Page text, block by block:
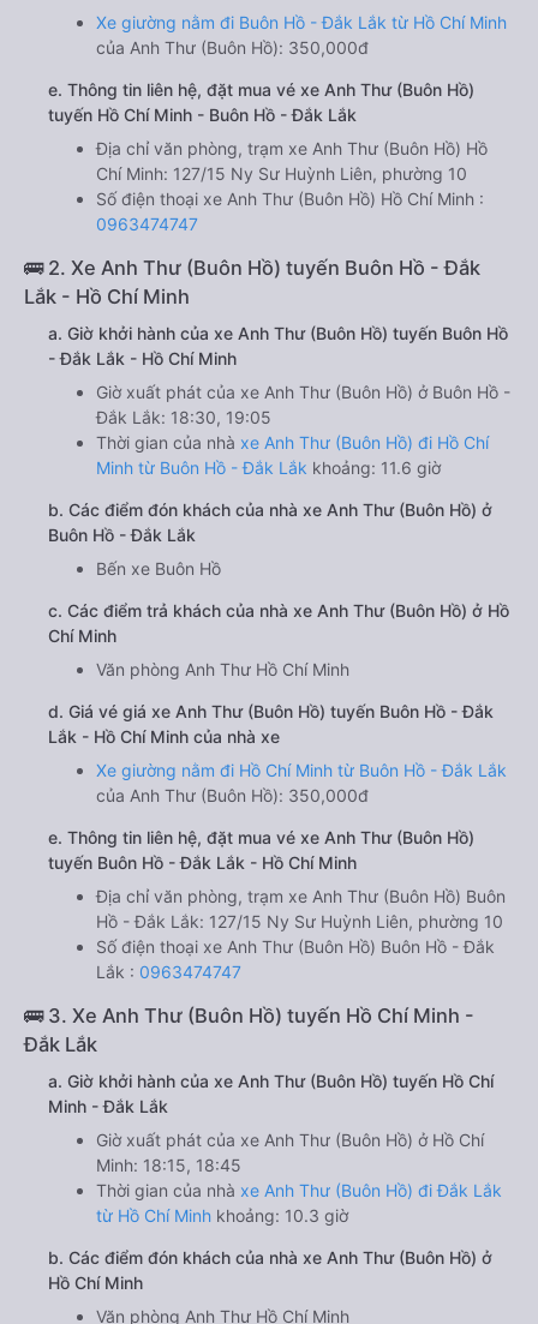
Xe giường nằm đi Buôn Hồ - Đắk Lắk từ Hồ Chí Minh
của Anh Thư (Buôn Hồ): 350,000đ
e. Thông tin liên hệ, đặt mua vé xe Anh Thư (Buôn Hồ)
tuyến Hồ Chí Minh - Buôn Hồ - Đắk Lắk
Địa chỉ văn phòng, trạm xe Anh Thư (Buôn Hồ) Hồ
Chí Minh: 127/15 Ny Sư Huỳnh Liên, phường 10
Số điện thoại xe Anh Thư (Buôn Hồ) Hồ Chí Minh :
0963474747
🚌 2. Xe Anh Thư (Buôn Hồ) tuyến Buôn Hồ - Đắk
Lắk - Hồ Chí Minh
a. Giờ khởi hành của xe Anh Thư (Buôn Hồ) tuyến Buôn Hồ
- Đắk Lắk - Hồ Chí Minh
Giờ xuất phát của xe Anh Thư (Buôn Hồ) ở Buôn Hồ -
Đắk Lắk: 18:30, 19:05
Thời gian của nhà xe Anh Thư (Buôn Hồ) đi Hồ Chí
Minh từ Buôn Hồ - Đắk Lắk khoảng: 11.6 giờ
b. Các điểm đón khách của nhà xe Anh Thư (Buôn Hồ) ở
Buôn Hồ - Đắk Lắk
Bến xe Buôn Hồ
c. Các điểm trả khách của nhà xe Anh Thư (Buôn Hồ) ở Hồ
Chí Minh
Văn phòng Anh Thư Hồ Chí Minh
d. Giá vé giá xe Anh Thư (Buôn Hồ) tuyến Buôn Hồ - Đắk
Lắk - Hồ Chí Minh của nhà xe
Xe giường nằm đi Hồ Chí Minh từ Buôn Hồ - Đắk Lắk
của Anh Thư (Buôn Hồ): 350,000đ
e. Thông tin liên hệ, đặt mua vé xe Anh Thư (Buôn Hồ)
tuyến Buôn Hồ - Đắk Lắk - Hồ Chí Minh
Địa chỉ văn phòng, trạm xe Anh Thư (Buôn Hồ) Buôn
Hồ - Đắk Lắk: 127/15 Ny Sư Huỳnh Liên, phường 10
Số điện thoại xe Anh Thư (Buôn Hồ) Buôn Hồ - Đắk
Lắk : 0963474747
🚌 3. Xe Anh Thư (Buôn Hồ) tuyến Hồ Chí Minh -
Đắk Lắk
a. Giờ khởi hành của xe Anh Thư (Buôn Hồ) tuyến Hồ Chí
Minh - Đắk Lắk
Giờ xuất phát của xe Anh Thư (Buôn Hồ) ở Hồ Chí
Minh: 18:15, 18:45
Thời gian của nhà xe Anh Thư (Buôn Hồ) đi Đắk Lắk
từ Hồ Chí Minh khoảng: 10.3 giờ
b. Các điểm đón khách của nhà xe Anh Thư (Buôn Hồ) ở
Hồ Chí Minh
Văn phòng Anh Thư Hồ Chí Minh